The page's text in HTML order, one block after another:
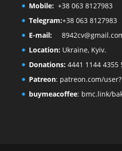
Mobile: +38 063 8127983
Telegram:+38 063 8127983
E-mail:
Location:Ukraine, Kyiv.
Donations:4441 1144 4355
Patreon: patreon.com/
buymeacoffee: bmc.link/